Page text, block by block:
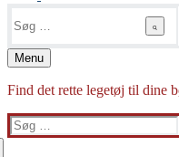
efter:
Menu
Find det rette legetøj til dine
Søg
efter: